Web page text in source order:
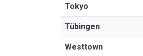
Tokyo
Tübingen
Westtown